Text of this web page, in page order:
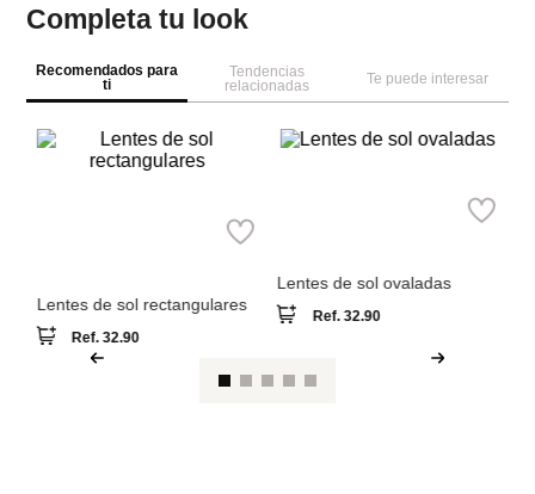
Completa tu look
Recomendados para
ti
Tendencias
relacionadas
Te puede interesar
Parfois